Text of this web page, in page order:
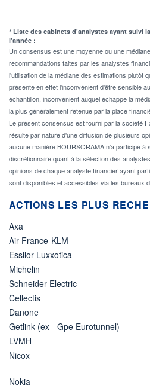
* Liste des cabinets d'analystes ayant suivi
l'année :
Un consensus est une moyenne ou une
recommandations faites par les analystes
l'utilisation de la médiane des estimations plutôt
présente en effet l'inconvénient d'être sensible
échantillon, inconvénient auquel échappe la
la plus généralement retenue par la place
Le présent consensus est fourni par la société
résulte par nature d'une diffusion de plusieurs
aucune manière BOURSORAMA n'a participé
discrétionnaire quant à la sélection des
opinions de chaque analyste financier ayant
sont disponibles et accessibles via les bureaux
ACTIONS LES PLUS
Axa
Air France-KLM
Essilor Luxxotica
Michelin
Schneider Electric
Cellectis
Danone
Getlink (ex - Gpe Eurotunnel)
LVMH
Nicox
Nokia